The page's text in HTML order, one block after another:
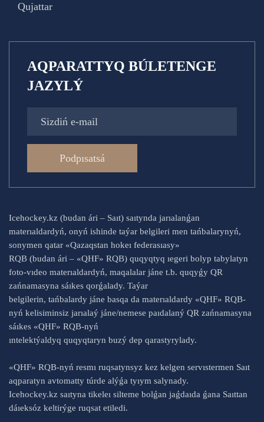
Qujattar
AQPARATTYQ BÚLETENGE
JAZYLÝ
Podpısatsá
Icehockey.kz (budan ári – Saıt) saıtynda jarıalanǵan
materıaldardyń, onyń ishinde taýar belgileri men tańbalarynyń,
sonymen qatar «Qazaqstan hokeı federasıasy»
RQB (budan ári – «QHF» RQB) quqyqtyq ıegeri bolyp tabylatyn
foto-vıdeo materıaldardyń, maqalalar jáne t.b. quqyǵy QR
zańnamasyna sáıkes qorǵalady. Taýar
belgilerin, tańbalardy jáne basqa da materıaldardy «QHF» RQB-
nyń kelisiminsiz jarıalaý jáne/nemese paıdalaný QR zańnamasyna
sáıkes «QHF» RQB-nyń
ıntelektýaldyq quqyqtaryn buzý dep qarastyrylady.
«QHF» RQB-nyń resmı ruqsatynsyz kez kelgen servıstermen Saıt
aqparatyn avtomatty túrde alýǵa tyıym salynady.
Icehockey.kz saıtyna tikeleı silteme bolǵan jaǵdaıda ǵana Saıttan
dáıeksóz keltirýge ruqsat etiledi.